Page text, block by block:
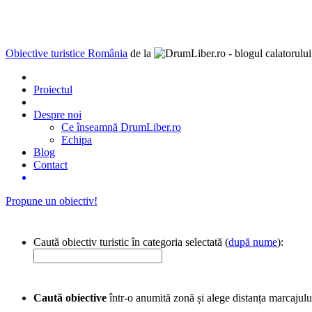
Obiective turistice România de la
Proiectul
Despre noi
Ce înseamnă DrumLiber.ro
Echipa
Blog
Contact
Propune un obiectiv!
Caută obiectiv turistic în categoria selectată (după nume):
Caută obiectiveîntr-o anumită zonă și alege distanța